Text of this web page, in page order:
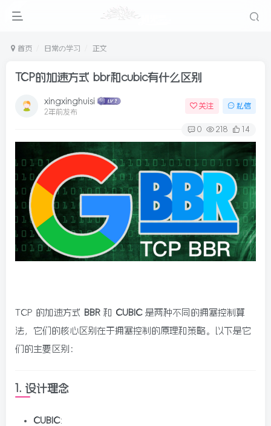
首页 日常の学习 正文
TCP的加速方式 bbr和cubic有什么区别
xingxinghuisi
2年前发布
关注 私信
0 218 14
TCP 的加速方式 BBR 和 CUBIC是两种不同的拥塞控制算
法，它们的核心区别在于拥塞控制的原理和策略。以下是它
们的主要区别：
1. 设计理念
CUBIC: